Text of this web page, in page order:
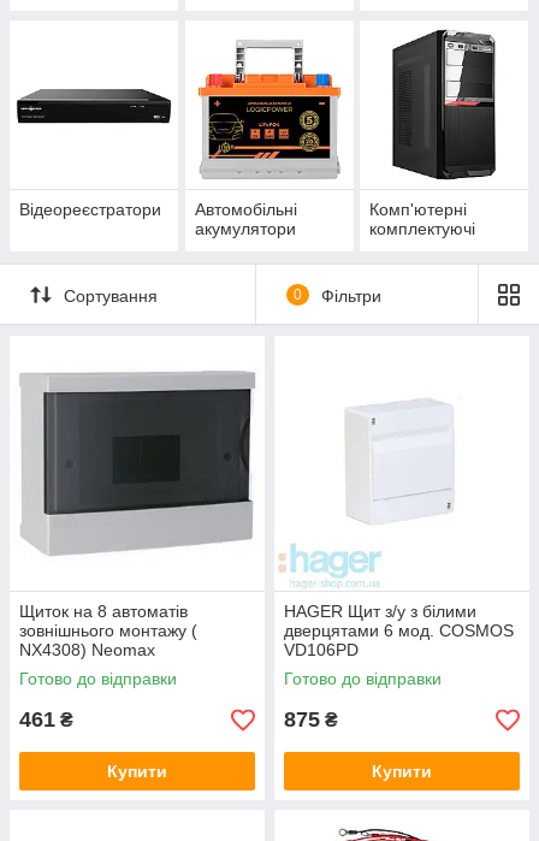
Відеореєстратори
Автомобільні
акумулятори
Комп'ютерні
комплектуючі
Сортування 0 Фільтри
Щиток на 8 автоматів
зовнішнього монтажу (
NX4308) Neomax
Готово до відправки
461 ₴
Купити
HAGER Щит з/у з білими
дверцятами 6 мод. COSMOS
VD106PD
Готово до відправки
875 ₴
Купити